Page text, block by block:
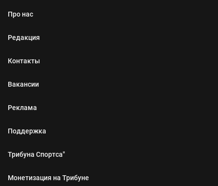
Про нас
Редакция
Контакты
Вакансии
Реклама
Поддержка
Трибуна Спортса"
Монетизация на Трибуне